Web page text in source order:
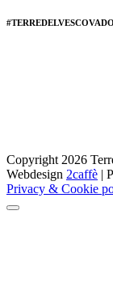
#TERREDELVESCOVADO
Copyright 2026
Webdesign 2caffè |
Privacy & Cookie